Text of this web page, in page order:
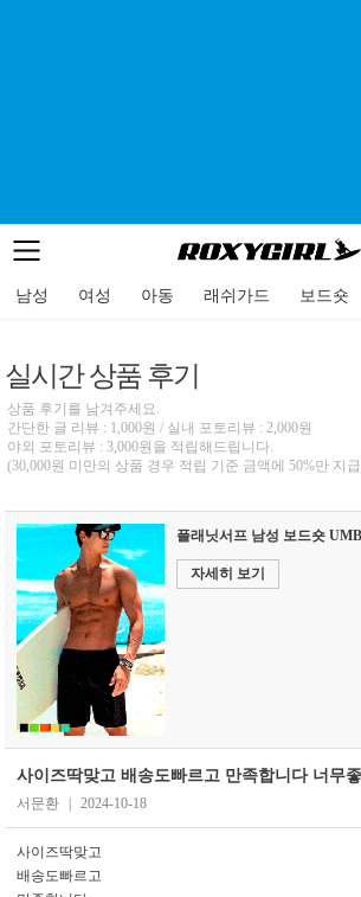
메뉴
로고
남성 여성 아동 래쉬가드 보드숏
실시간 상품 후기
상품 후기를 남겨주세요.
간단한 글 리뷰 : 1,000원 / 실내 포토리뷰 : 2,000원
야외 포토리뷰 : 3,000원을 적립해드립니다.
(30,000원 미만의 상품 경우 적립 기준 금액에 50%만 지
플래닛서프 남성 보드숏
자세히 보기
사이즈딱맞고 배송도빠르고 만족합니다 너무
서문환 2024-10-18
사이즈딱맞고
배송도빠르고